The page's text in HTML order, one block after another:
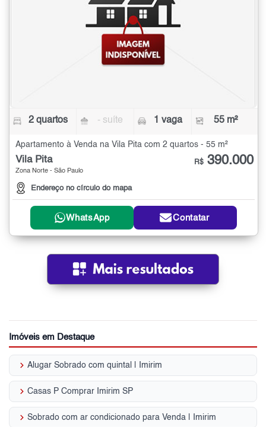
2 quartos - suíte 1 vaga 55 m²
Apartamento à Venda na Vila Pita com 2 quartos - 55 m²
Vila Pita
Zona Norte - São Paulo
Endereço no círculo do mapa
R$ 390.000
WhatsApp Contatar
Imóveis em Destaque
keyboard_arrow_right Alugar Sobrado com quintal | Imirim
keyboard_arrow_right Casas P Comprar Imirim SP
keyboard_arrow_right Sobrado com ar condicionado para Venda | Imirim